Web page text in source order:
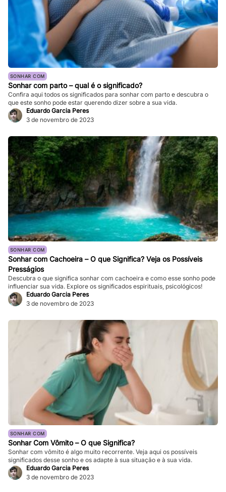
SONHAR COM
Sonhar com parto – qual é o significado?
Confira aqui todos os significados para sonhar com parto e descubra o
que este sonho pode estar querendo dizer sobre a sua vida.
Eduardo Garcia Peres
3 de novembro de 2023
SONHAR COM
Sonhar com Cachoeira – O que Significa? Veja os Possíveis
Presságios
Descubra o que significa sonhar com cachoeira e como esse sonho pode
influenciar sua vida. Explore os significados espirituais, psicológicos!
Eduardo Garcia Peres
3 de novembro de 2023
SONHAR COM
Sonhar Com Vômito – O que Significa?
Sonhar com vômito é algo muito recorrente. Veja aqui os possíveis
significados desse sonho e os adapte à sua situação e à sua vida.
Eduardo Garcia Peres
3 de novembro de 2023